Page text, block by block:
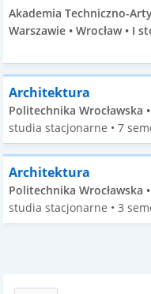
Akademia Techniczno-
Warszawie • Wrocław • I
Architektura
Politechnika Wrocławska
studia stacjonarne • 7
Architektura
Politechnika Wrocławska
studia stacjonarne • 3